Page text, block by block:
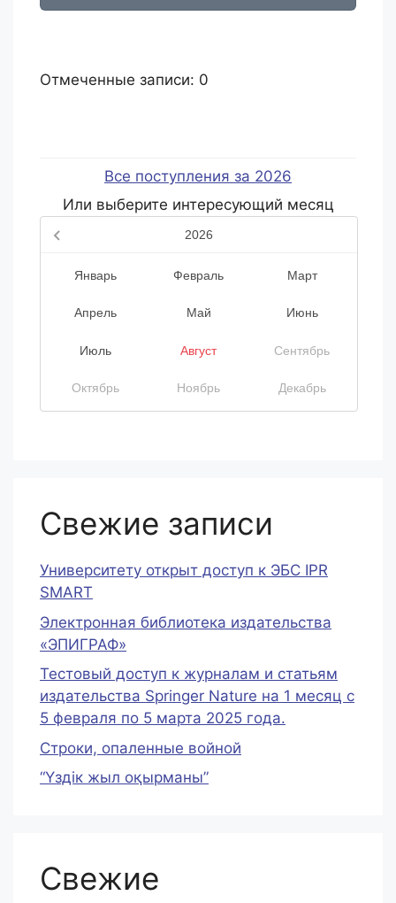
Отмеченные записи: 0
Все поступления за 2026
Или выберите интересующий месяц
2026
Январь Февраль Март
Апрель Май Июнь
Июль Август Сентябрь
Октябрь Ноябрь Декабрь
Свежие записи
Университету открыт доступ к ЭБС IPR
SMART
Электронная библиотека издательства
«ЭПИГРАФ»
Тестовый доступ к журналам и статьям
издательства Springer Nature на 1 месяц c
5 февраля по 5 марта 2025 года.
Строки, опаленные войной
“Үздік жыл оқырманы”
Свежие